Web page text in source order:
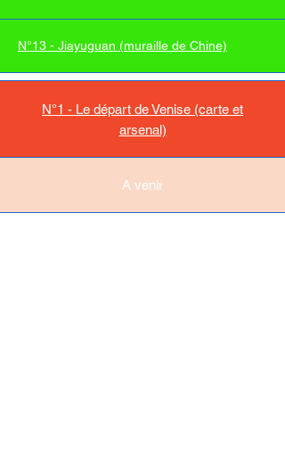
N°13 - Jiayuguan (muraille de Chine)
N°1 - Le départ de Venise (carte et
arsenal)
A venir